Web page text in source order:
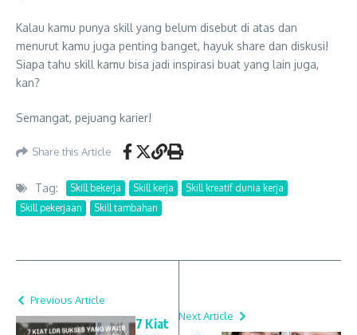
Kalau kamu punya skill yang belum disebut di atas dan
menurut kamu juga penting banget, hayuk share dan diskusi!
Siapa tahu skill kamu bisa jadi inspirasi buat yang lain juga,
kan?
Semangat, pejuang karier!
Share this Article
Tag: Skill bekerja Skill kerja
Skill kreatif dunia kerja
Skill pekerjaan
Skill tambahan
Previous Article
7 Kiat
Next Article